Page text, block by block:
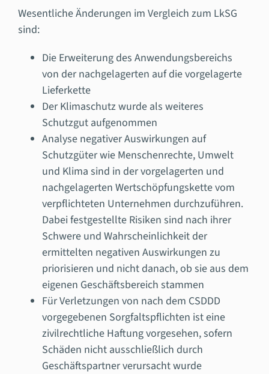
Wesentliche Änderungen im Vergleich zum LkSG
sind:
Die Erweiterung des Anwendungsbereichs
von der nachgelagerten auf die vorgelagerte
Lieferkette
Der Klimaschutz wurde als weiteres
Schutzgut aufgenommen
Analyse negativer Auswirkungen auf
Schutzgüter wie Menschenrechte, Umwelt
und Klima sind in der vorgelagerten und
nachgelagerten Wertschöpfungskette vom
verpflichteten Unternehmen durchzuführen.
Dabei festgestellte Risiken sind nach ihrer
Schwere und Wahrscheinlichkeit der
ermittelten negativen Auswirkungen zu
priorisieren und nicht danach, ob sie aus dem
eigenen Geschäftsbereich stammen
Für Verletzungen von nach dem CSDDD
vorgegebenen Sorgfaltspflichten ist eine
zivilrechtliche Haftung vorgesehen, sofern
Schäden nicht ausschließlich durch
Geschäftspartner verursacht wurde